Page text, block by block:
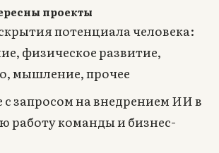
проекты
потенциала человека:
физическое развитие,
мышление, прочее
с запросом на внедрением ИИ в
работу команды и бизнес-